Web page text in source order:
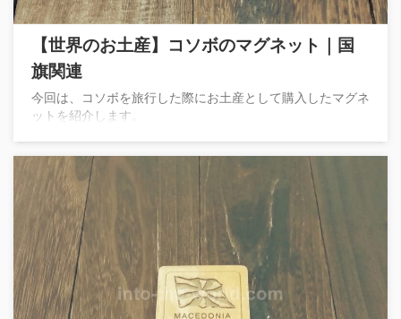
【世界のお土産】コソボのマグネット｜国
旗関連
今回は、コソボを旅行した際にお土産として購入したマグネ
ットを紹介します。